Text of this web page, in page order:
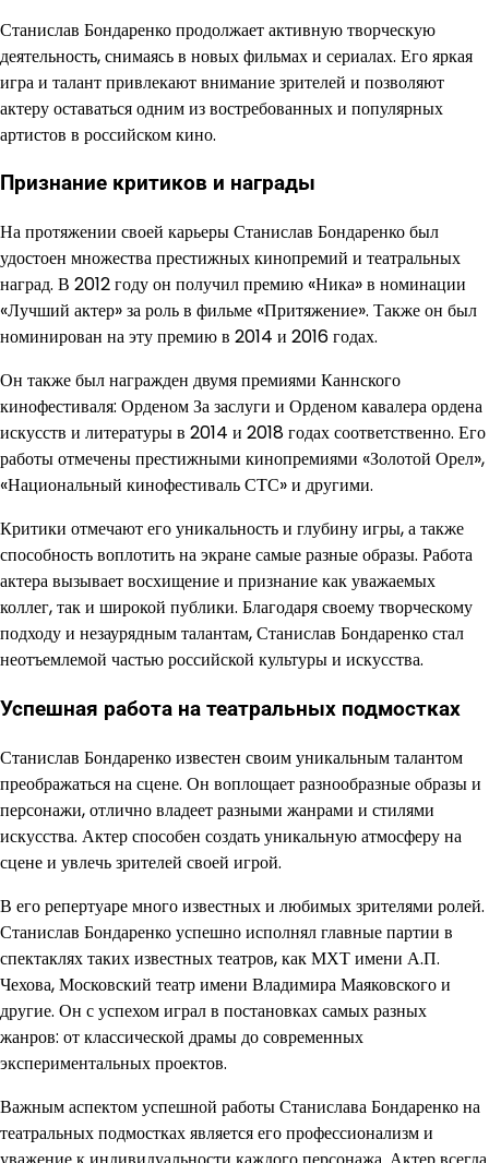
Станислав Бондаренко продолжает активную творческую
деятельность, снимаясь в новых фильмах и сериалах. Его яркая
игра и талант привлекают внимание зрителей и позволяют
актеру оставаться одним из востребованных и популярных
артистов в российском кино.
Признание критиков и награды
На протяжении своей карьеры Станислав Бондаренко был
удостоен множества престижных кинопремий и театральных
наград. В 2012 году он получил премию «Ника» в номинации
«Лучший актер» за роль в фильме «Притяжение». Также он был
номинирован на эту премию в 2014 и 2016 годах.
Он также был награжден двумя премиями Каннского
кинофестиваля: Орденом За заслуги и Орденом кавалера ордена
искусств и литературы в 2014 и 2018 годах соответственно. Его
работы отмечены престижными кинопремиями «Золотой Орел»,
«Национальный кинофестиваль СТС» и другими.
Критики отмечают его уникальность и глубину игры, а также
способность воплотить на экране самые разные образы. Работа
актера вызывает восхищение и признание как уважаемых
коллег, так и широкой публики. Благодаря своему творческому
подходу и незаурядным талантам, Станислав Бондаренко стал
неотъемлемой частью российской культуры и искусства.
Успешная работа на театральных подмостках
Станислав Бондаренко известен своим уникальным талантом
преображаться на сцене. Он воплощает разнообразные образы и
персонажи, отлично владеет разными жанрами и стилями
искусства. Актер способен создать уникальную атмосферу на
сцене и увлечь зрителей своей игрой.
В его репертуаре много известных и любимых зрителями ролей.
Станислав Бондаренко успешно исполнял главные партии в
спектаклях таких известных театров, как МХТ имени А.П.
Чехова, Московский театр имени Владимира Маяковского и
другие. Он с успехом играл в постановках самых разных
жанров: от классической драмы до современных
экспериментальных проектов.
Важным аспектом успешной работы Станислава Бондаренко на
театральных подмостках является его профессионализм и